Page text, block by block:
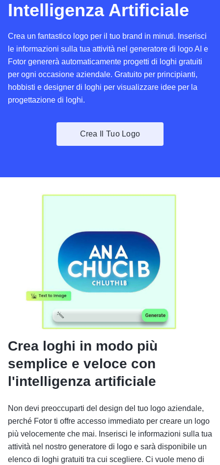
Intelligenza Artificiale
Crea un fantastico logo per il tuo brand in minuti. Inserisci
le informazioni sulla tua attività nel generatore di logo AI e
Fotor genererà automaticamente progetti di loghi gratuiti
per ogni occasione aziendale. Gratuito per principianti,
hobbisti e designer di loghi per visualizzare idee per la
progettazione di loghi.
Crea Il Tuo Logo
Crea loghi in modo più
semplice e veloce con
l'intelligenza artificiale
Non devi preoccuparti del design del tuo logo aziendale,
perché Fotor ti offre accesso immediato per creare un logo
più velocemente che mai. Inserisci le informazioni sulla tua
attività nel nostro generatore di logo e sarà disponibile un
elenco di loghi gratuiti tra cui scegliere. Ci vuole meno di